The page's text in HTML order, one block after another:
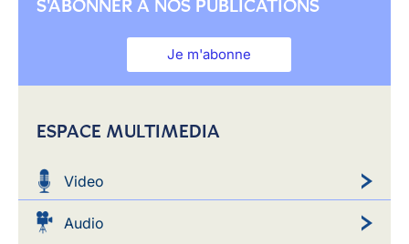
S'ABONNER À NOS PUBLICATIONS
Je m'abonne
ESPACE MULTIMEDIA
Video
Audio